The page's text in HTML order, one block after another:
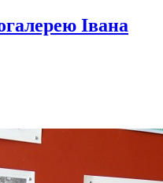
Івана